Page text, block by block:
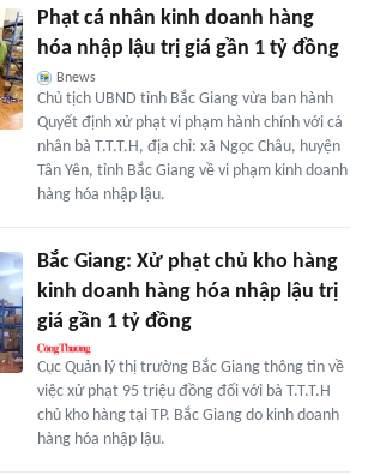
Phạt cá nhân kinh doanh hàng
hóa nhập lậu trị giá gần 1 tỷ đồng
Bnews
Chủ tịch UBND tỉnh Bắc Giang vừa ban hành
Quyết định xử phạt vi phạm hành chính với cá
nhân bà T.T.T.H, địa chỉ: xã Ngọc Châu, huyện
Tân Yên, tỉnh Bắc Giang về vi phạm kinh doanh
hàng hóa nhập lậu.
Bắc Giang: Xử phạt chủ kho hàng
kinh doanh hàng hóa nhập lậu trị
giá gần 1 tỷ đồng
Cục Quản lý thị trường Bắc Giang thông tin về
việc xử phạt 95 triệu đồng đối với bà T.T.T.H
chủ kho hàng tại TP. Bắc Giang do kinh doanh
hàng hóa nhập lậu.